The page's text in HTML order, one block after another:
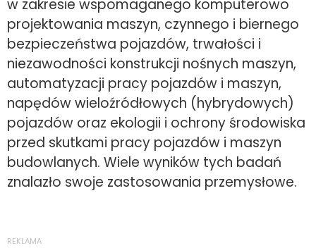
w zakresie wspomaganego komputerowo
projektowania maszyn, czynnego i biernego
bezpieczeństwa pojazdów, trwałości i
niezawodności konstrukcji nośnych maszyn,
automatyzacji pracy pojazdów i maszyn,
napędów wieloźródłowych (hybrydowych)
pojazdów oraz ekologii i ochrony środowiska
przed skutkami pracy pojazdów i maszyn
budowlanych. Wiele wyników tych badań
znalazło swoje zastosowania przemysłowe.
REKLAMA